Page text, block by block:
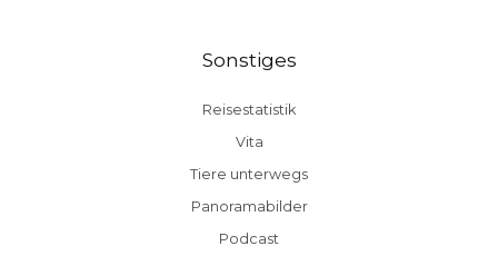
Sonstiges
Reisestatistik
Vita
Tiere unterwegs
Panoramabilder
Podcast